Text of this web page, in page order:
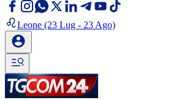
Leone (23 Lug - 23 Ago)